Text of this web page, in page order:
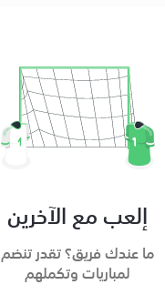
إلعب مع الآخرين
ما عندك فريق؟ تقدر تنضم
لمباريات وتكملهم